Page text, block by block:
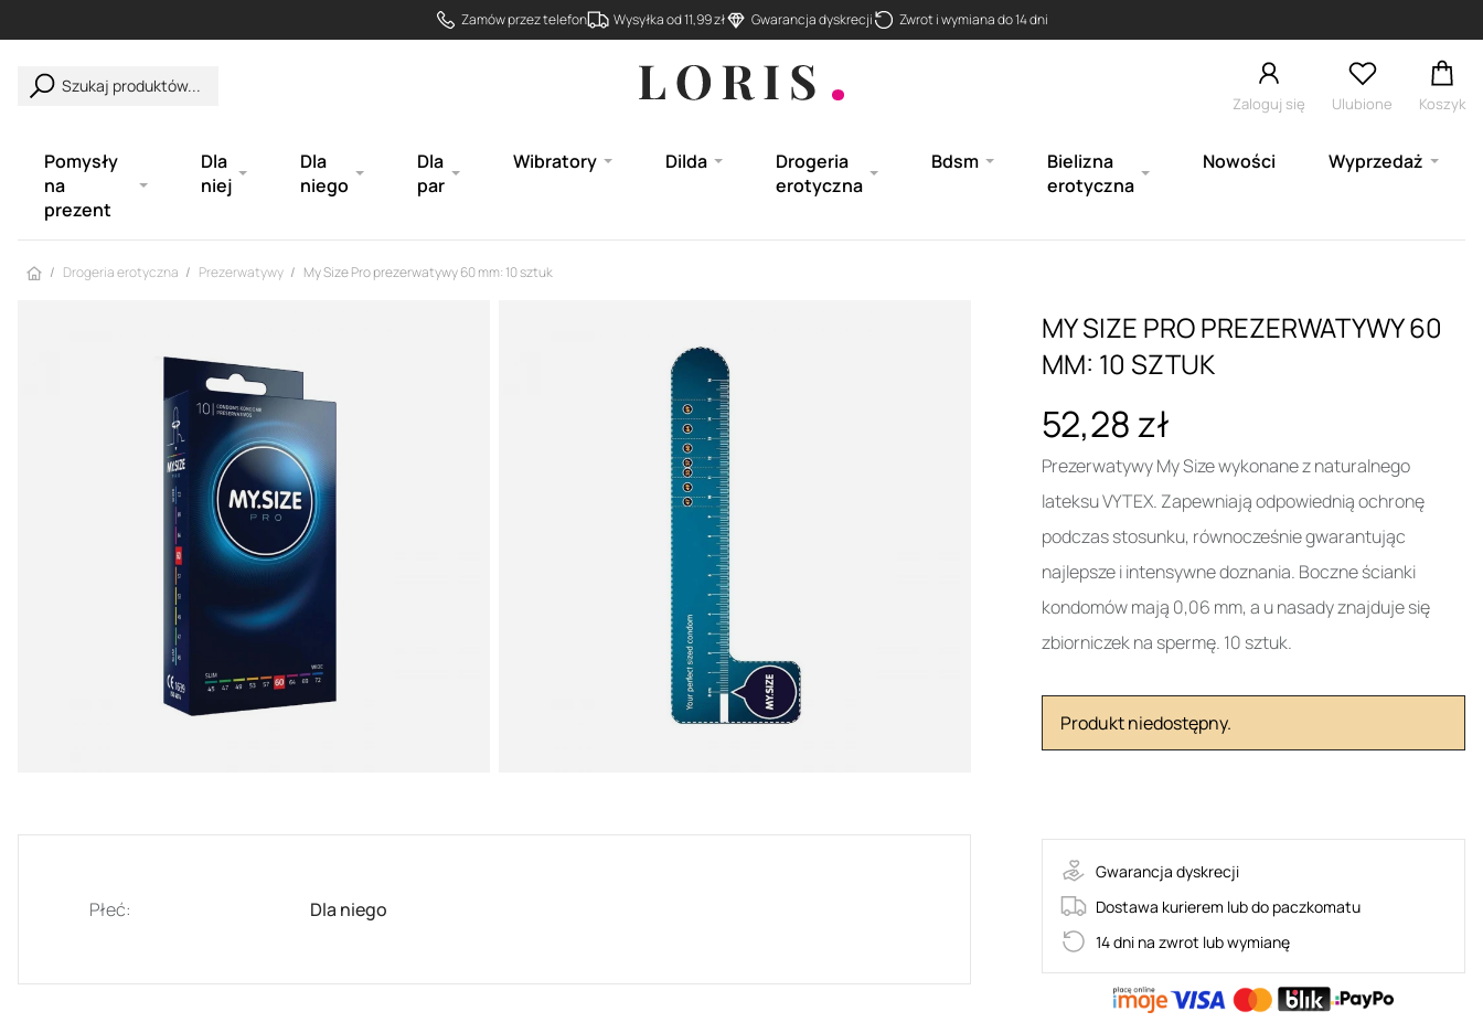
Zamów przez telefon Wysyłka od 11,99 zł Gwarancja dyskrecji Zwrot i wymiana do 14 dni
Szukaj produktów...
Zaloguj się Ulubione Koszyk
Pomysły
na
prezent
Dla
niej
Dla
niego
Dla
par
Wibratory Dilda
Drogeria
erotyczna
Bdsm
Bielizna
erotyczna
Nowości Wyprzedaż
Strona główna
Drogeria erotyczna Prezerwatywy My Size Pro prezerwatywy 60 mm: 10 sztuk
Płeć: Dla niego
MY SIZE PRO PREZERWATYWY 60
MM: 10 SZTUK
52,28 zł
Prezerwatywy My Size wykonane z naturalnego
lateksu VYTEX. Zapewniają odpowiednią ochronę
podczas stosunku, równocześnie gwarantując
najlepsze i intensywne doznania. Boczne ścianki
kondomów mają 0,06 mm, a u nasady znajduje się
zbiorniczek na spermę. 10 sztuk.
Produkt niedostępny.
Gwarancja dyskrecji
Dostawa kurierem lub do paczkomatu
14 dni na zwrot lub wymianę